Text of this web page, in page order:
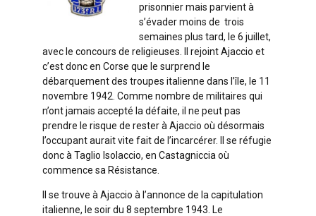
prisonnier mais parvient à
s’évader moins de trois
semaines plus tard, le 6 juillet,
avec le concours de religieuses. Il rejoint Ajaccio et
c’est donc en Corse que le surprend le
débarquement des troupes italienne dans l’île, le 11
novembre 1942. Comme nombre de militaires qui
n’ont jamais accepté la défaite, il ne peut pas
prendre le risque de rester à Ajaccio où désormais
l’occupant aurait vite fait de l’incarcérer. Il se réfugie
donc à Taglio Isolaccio, en Castagniccia où
commence sa Résistance.
Il se trouve à Ajaccio à l’annonce de la capitulation
italienne, le soir du 8 septembre 1943. Le